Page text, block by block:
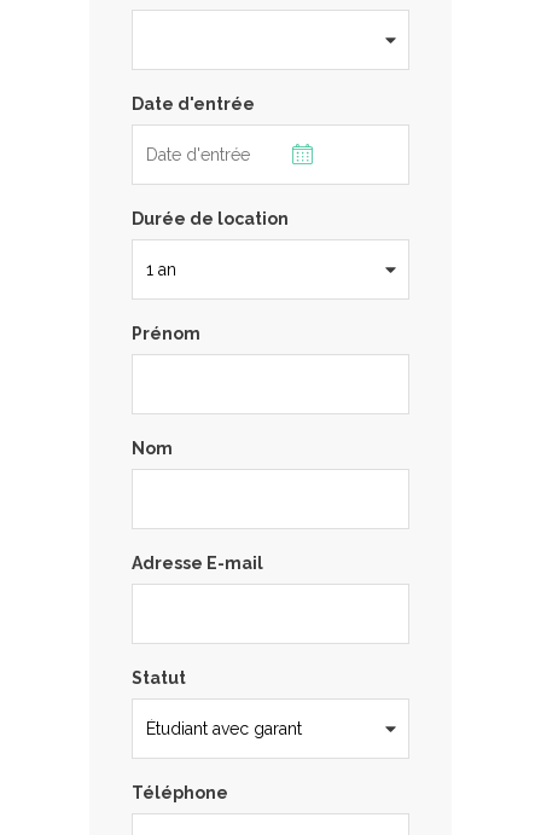
Date d'entrée
Durée de location
Prénom
Nom
Adresse E-mail
Statut
Téléphone